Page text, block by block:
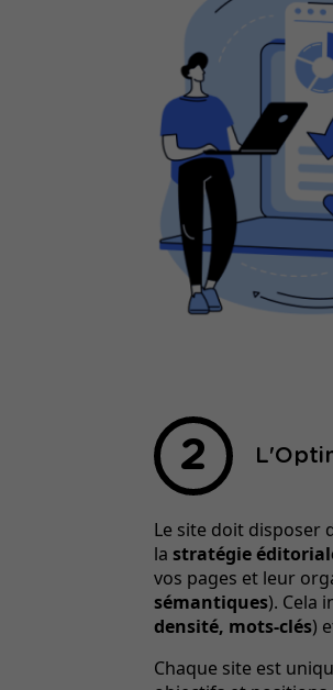
Le site doit disposer
la stratégie
vos pages et leur
sémantiques). Cela
densité, mots-clés)
Chaque site est